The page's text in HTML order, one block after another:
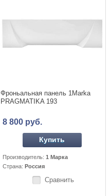
Фроньальная панель 1Marka
PRAGMATIKA 193
8 800 руб.
Купить
Производитель:1 Марка
Страна: Россия
Сравнить